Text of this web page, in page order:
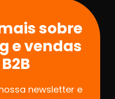
sobre
e vendas
newsletter e